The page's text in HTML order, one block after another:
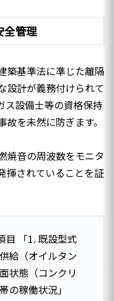
全管理
築基準法に準じた離隔
設計が義務付けられて
ス設備士等の資格保持
を未然に防ぎます。
焼音の周波数をモニタ
揮されていることを証
目 「1. 既設型式
給（オイルタン
状態（コンクリ
の稼働状況」